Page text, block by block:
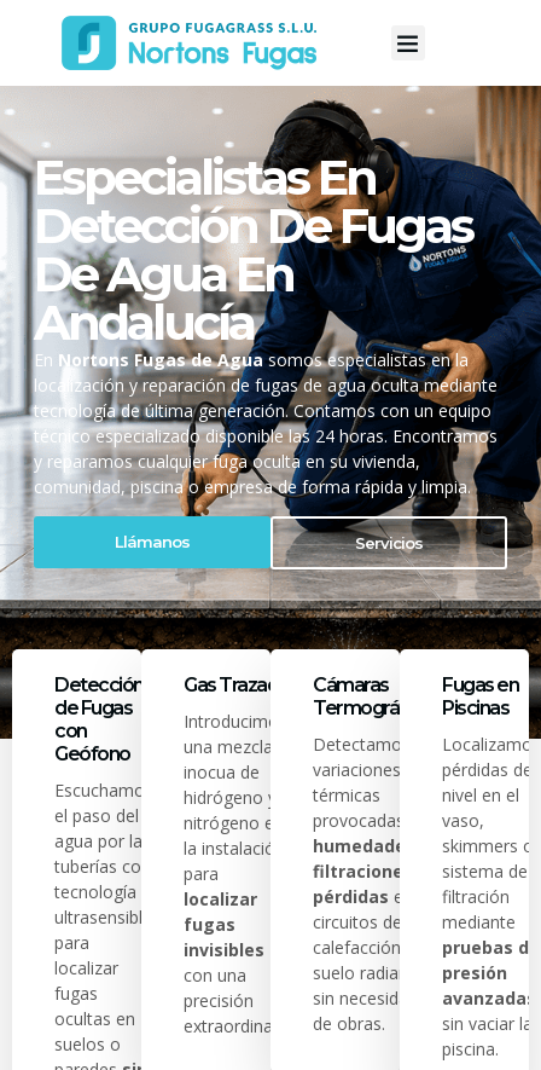
Especialistas En
Detección De Fugas
De Agua En
Andalucía
En Nortons Fugas de Aguasomos especialistas en la
localización y reparación de fugas de agua oculta mediante
tecnología de última generación. Contamos con un equipo
técnico especializado disponible las 24 horas. Encontramos
y reparamos cualquier fuga oculta en su vivienda,
comunidad, piscina o empresa de forma rápida y limpia.
Llámanos Servicios
Detección
de Fugas
con
Geófono
Escuchamos
el paso del
agua por las
tuberías con
tecnología
ultrasensible
para
localizar
fugas
ocultas en
suelos o
Gas Trazador
Introducimos
una mezcla
inocua de
hidrógeno y
nitrógeno en
la instalación
para
localizar
fugas
invisibles
con una
precisión
extraordinaria.
Cámaras
Termográficas
Detectamos
variaciones
térmicas
provocadas por
humedades,
filtraciones o
pérdidas en
circuitos de
calefacción y
suelo radiante
sin necesidad
de obras.
Fugas en
Piscinas
Localizamos
pérdidas de
nivel en el
vaso,
skimmers o
sistema de
filtración
mediante
pruebas de
presión
avanzadas
sin vaciar la
piscina.